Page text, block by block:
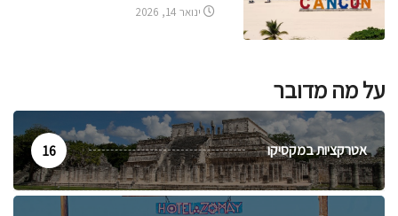
ינואר 14, 2026
על מה מדובר
אטרקציות במקסיקו 16